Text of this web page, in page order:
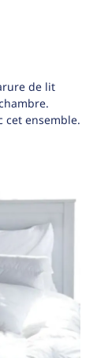
de lit
cet ensemble.